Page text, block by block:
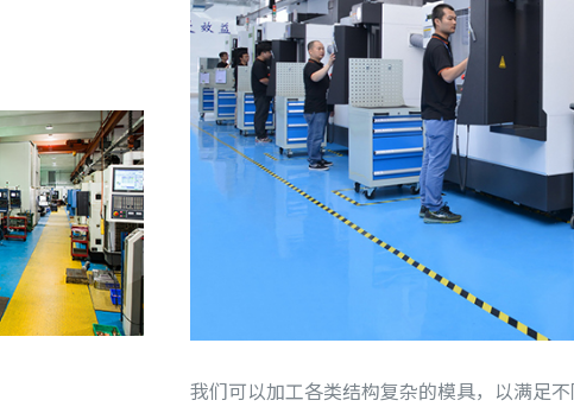
我们可以加工各类结构复杂的模具，以满足不